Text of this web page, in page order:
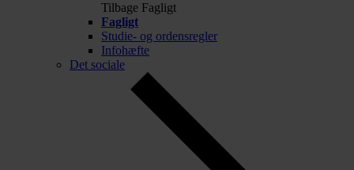
Tilbage Fagligt
Fagligt
Studie- og ordensregler
Infohæfte
Det sociale